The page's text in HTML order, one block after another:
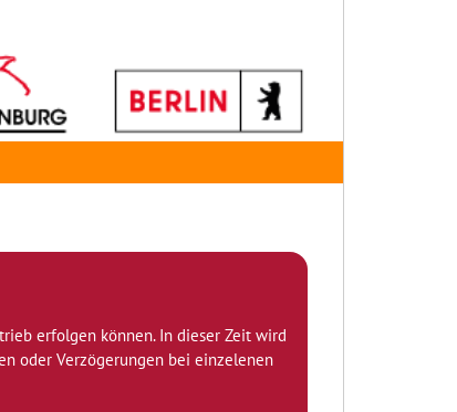
erfolgen können. In dieser Zeit wird
oder Verzögerungen bei einzelenen